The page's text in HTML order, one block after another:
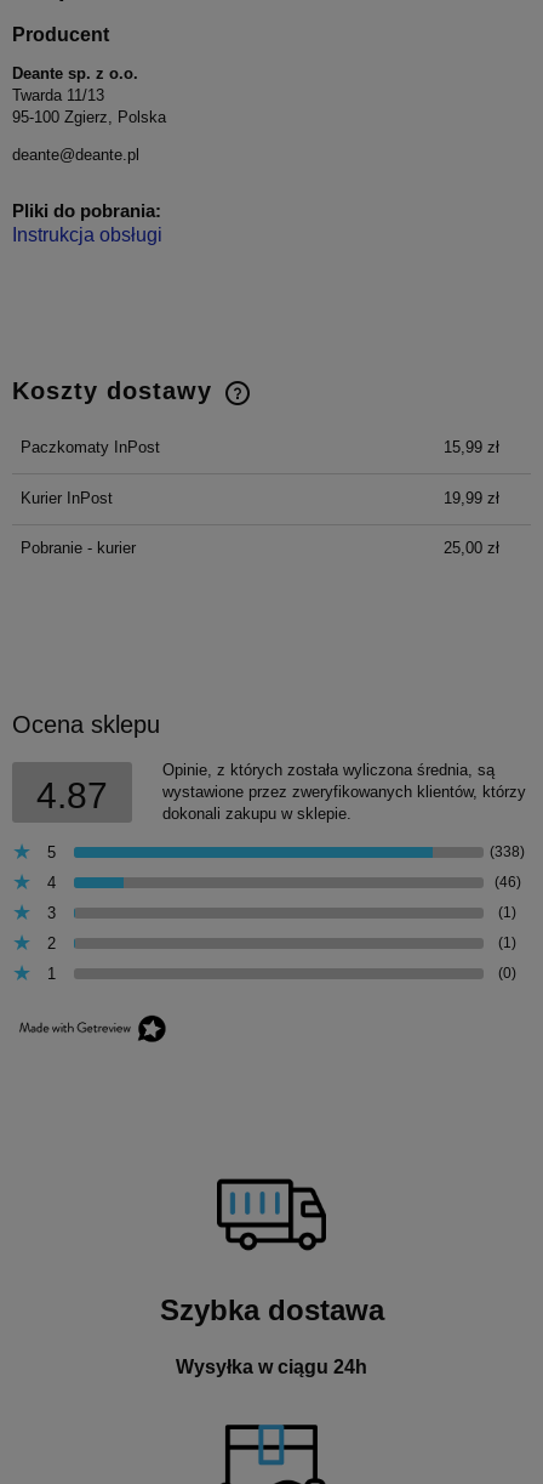
Producent
Deante sp. z o.o.
Twarda 11/13
95-100 Zgierz, Polska
deante@deante.pl
Pliki do pobrania:
Instrukcja obsługi
Koszty dostawy
Cena nie zawiera ewentualnych kosztów płatności
Paczkomaty InPost 15,99 zł
Kurier InPost 19,99 zł
Pobranie - kurier 25,00 zł
Ocena sklepu
4.87
Opinie, z których została wyliczona średnia, są
wystawione przez zweryfikowanych klientów, którzy
dokonali zakupu w sklepie.
5 (338)
4 (46)
3 (1)
2 (1)
1 (0)
Szybka dostawa
Wysyłka w ciągu 24h